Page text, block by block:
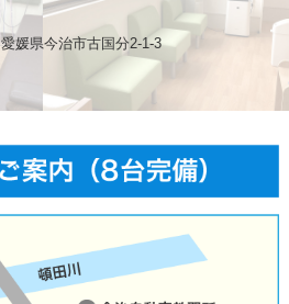
媛県今治市古国分2-1-3